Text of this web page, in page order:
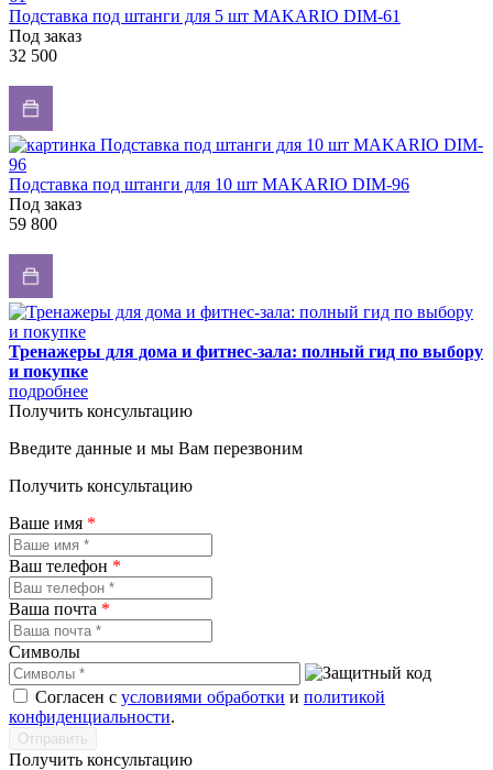
Подставка под штанги для 5 шт MAKARIO DIM-61
Под заказ
32 500
Подставка под штанги для 10 шт MAKARIO DIM-96
Под заказ
59 800
Тренажеры для дома и фитнес-зала: полный гид по выбору
и покупке
подробнее
Получить консультацию
Введите данные и мы Вам перезвоним
Получить консультацию
Ваше имя *
Ваш телефон *
Ваша почта *
Символы
Согласен с условиями обработки и политикой
конфиденциальности.
Получить консультацию